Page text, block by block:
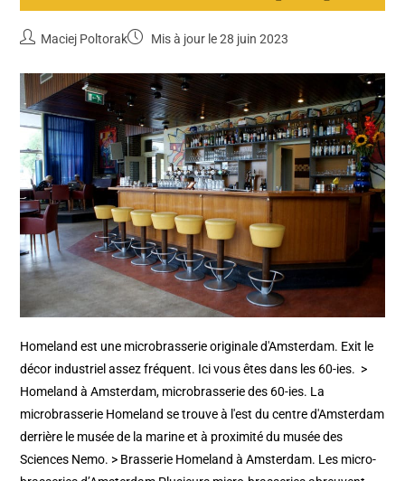
Maciej Poltorak Mis à jour le 28 juin 2023
Homeland est une microbrasserie originale d'Amsterdam. Exit le
décor industriel assez fréquent. Ici vous êtes dans les 60-ies. >
Homeland à Amsterdam, microbrasserie des 60-ies. La
microbrasserie Homeland se trouve à l'est du centre d'Amsterdam
derrière le musée de la marine et à proximité du musée des
Sciences Nemo. > Brasserie Homeland à Amsterdam. Les micro-